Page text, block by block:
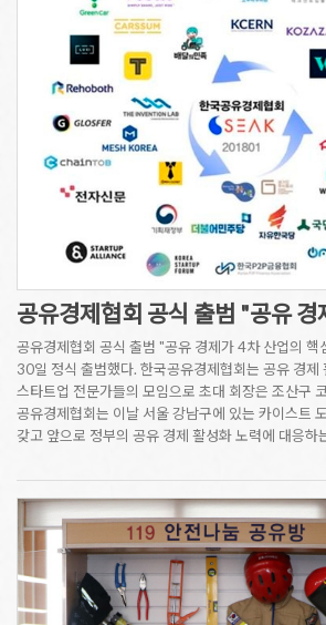
공유경제협회 공식 출범 "공유
공유경제협회 공식 출범 "공유 경제가 4차 산업의
30일 정식 출범했다. 한국공유경제협회는 공유 경제
스타트업 전문가들의 모임으로 초대 회장은 조산구
공유경제협회는 이날 서울 강남구에 있는 카이스트
갖고 앞으로 정부의 공유 경제 활성화 노력에 대응하